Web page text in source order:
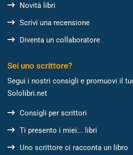
Novità libri
Scrivi una recensione
Diventa un collaboratore
Sei uno scrittore?
Segui i nostri consigli e promuovi il
Sololibri.net
Consigli per scrittori
Ti presento i miei... libri
Uno scrittore ci racconta un libro